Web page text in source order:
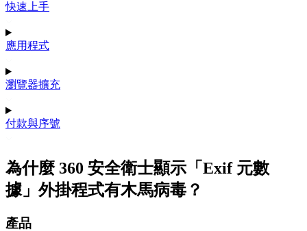
快速上手
應用程式
瀏覽器擴充
付款與序號
為什麼 360 安全衛士顯示「Exif 元數
據」外掛程式有木馬病毒？
產品